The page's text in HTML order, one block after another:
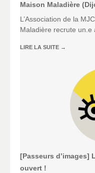
Maison Maladière
L’Association de la
Maladière recrute un.e
LIRE LA SUITE →
[Passeurs d’images]
ouvert !